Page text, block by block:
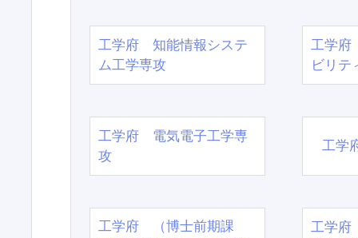
工学府 知能情報システ
ム工学専攻
工学府
ビリテ
工学府 電気電子工学専
攻
工学
工学府 （博士前期課
工学